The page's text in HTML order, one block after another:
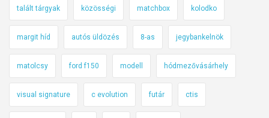
talált tárgyak közösségi matchbox kolodko
margit híd autós üldözés 8-as jegybankelnök
matolcsy ford f150 modell hódmezővásárhely
visual signature c evolution futár ctis